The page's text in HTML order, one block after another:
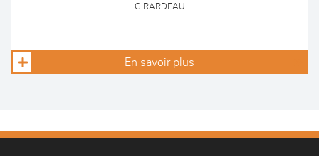
GIRARDEAU
En savoir plus